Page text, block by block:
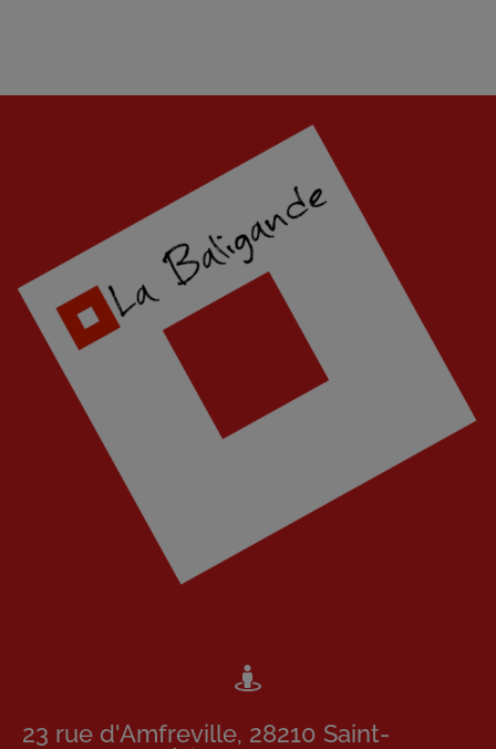
23 rue d'Amfreville, 28210 Saint-